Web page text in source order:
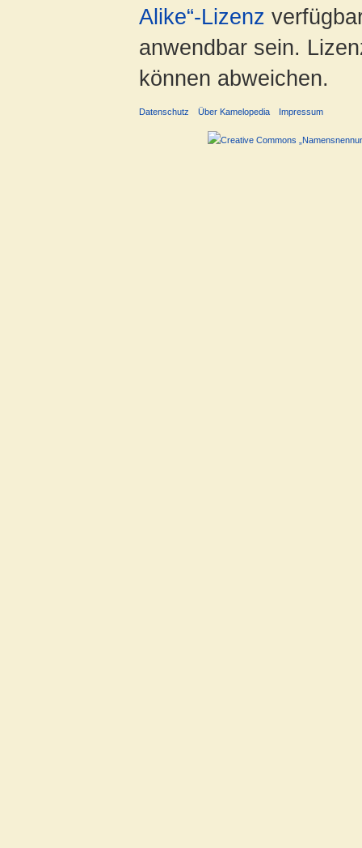
Alike“-Lizenz
anwendbar sein.
können abweichen.
Datenschutz Über Kamelopedia Impressum